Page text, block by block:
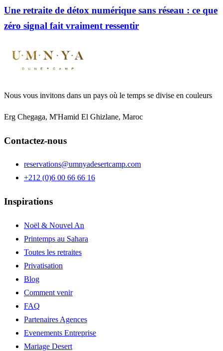
Une retraite de détox numérique sans réseau : ce que
zéro signal fait vraiment ressentir
Nous vous invitons dans un pays où le temps se divise en couleurs
Erg Chegaga, M'Hamid El Ghizlane, Maroc
Contactez-nous
reservations@umnyadesertcamp.com
+212 (0)6 00 66 66 16
Inspirations
Noël & Nouvel An
Printemps au Sahara
Toutes les retraites
Privatisation
Blog
Comment venir
FAQ
Partenaires Agences
Evenements Entreprise
Mariage Desert